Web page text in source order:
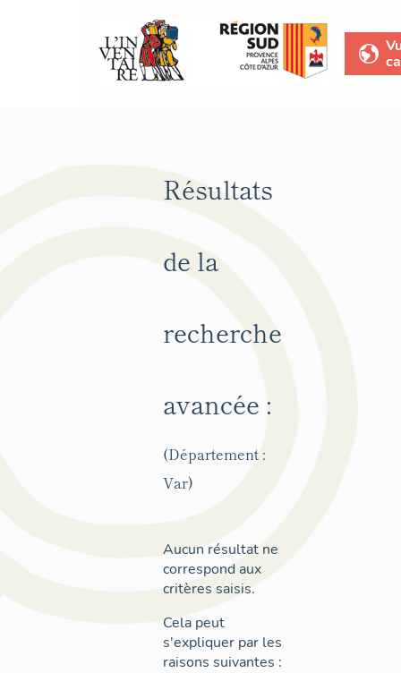
Résultats
de la
recherche
avancée :
(Département :
Var)
Aucun résultat ne
correspond aux
critères saisis.
Cela peut
s'expliquer par les
raisons suivantes :